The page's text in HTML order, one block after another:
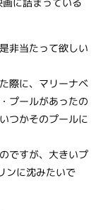
に詰まっている
非当たって欲しい
際に、マリーナベ
プールがあったの
つかそのプールに
ですが、大きいプ
ンに沈みたいで